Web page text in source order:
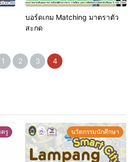
บอร์ดเกม Matching มาตราตัว
สะกด
1 2 3 4
รู นวัตกรรมนักศึกษา